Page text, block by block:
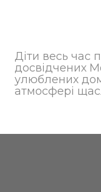
Діти весь час
досвідчених
улюблених
атмосфері